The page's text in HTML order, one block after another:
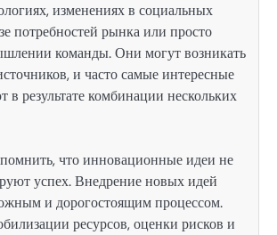
изменениях в социальных
потребностей рынка или просто
команды. Они могут возникать
и часто самые интересные
в результате комбинации нескольких
что инновационные идеи не
успех. Внедрение новых идей
и дорогостоящим процессом.
ресурсов, оценки рисков и